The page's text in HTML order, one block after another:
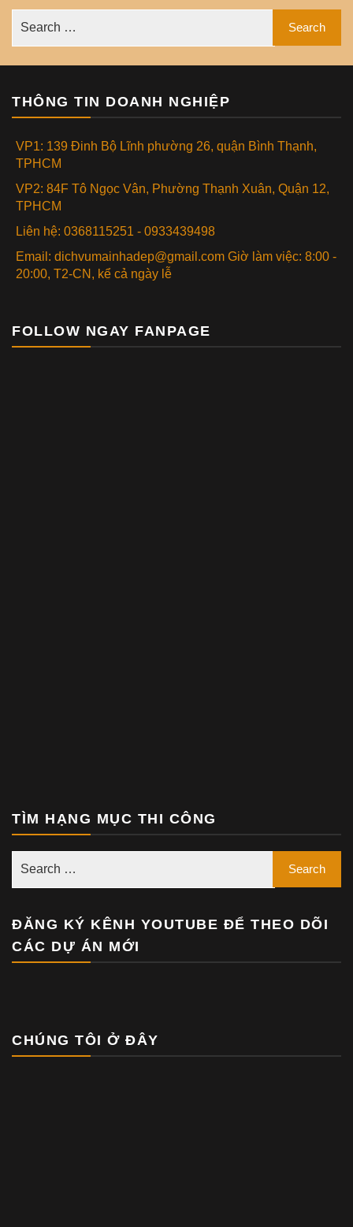
THÔNG TIN DOANH NGHIỆP
VP1: 139 Đinh Bộ Lĩnh phường 26, quận Bình Thạnh,
TPHCM
VP2: 84F Tô Ngọc Vân, Phường Thạnh Xuân, Quận 12,
TPHCM
Liên hệ: 0368115251 - 0933439498
Email: dichvumainhadep@gmail.com Giờ làm việc: 8:00 -
20:00, T2-CN, kể cả ngày lễ
FOLLOW NGAY FANPAGE
TÌM HẠNG MỤC THI CÔNG
ĐĂNG KÝ KÊNH YOUTUBE ĐỂ THEO DÕI
CÁC DỰ ÁN MỚI
CHÚNG TÔI Ở ĐÂY